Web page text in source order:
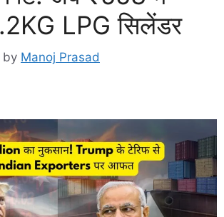
LPG सिलेंडर
by Manoj Prasad